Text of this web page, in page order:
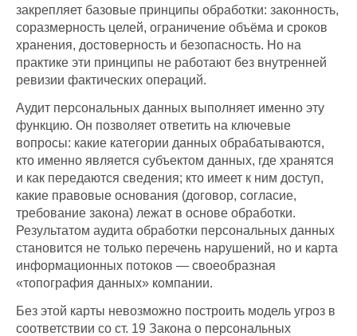
закрепляет базовые принципы обработки: законность,
соразмерность целей, ограничение объёма и сроков
хранения, достоверность и безопасность. Но на
практике эти принципы не работают без внутренней
ревизии фактических операций.
Аудит персональных данных выполняет именно эту
функцию. Он позволяет ответить на ключевые
вопросы: какие категории данных обрабатываются,
кто именно является субъектом данных, где хранятся
и как передаются сведения; кто имеет к ним доступ,
какие правовые основания (договор, согласие,
требование закона) лежат в основе обработки.
Результатом аудита обработки персональных данных
становится не только перечень нарушений, но и карта
информационных потоков — своеобразная
«топография данных» компании.
Без этой карты невозможно построить модель угроз в
соответствии со ст. 19 Закона о персональных